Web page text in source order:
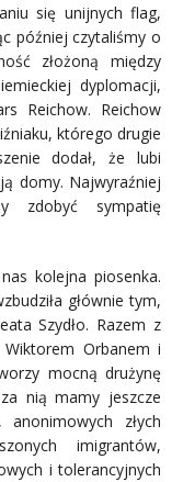
się unijnych flag,
później czytaliśmy o
złożoną między
dyplomacji,
Reichow. Reichow
którego drugie
dodał, że lubi
domy. Najwyraźniej
zdobyć sympatię
kolejna piosenka.
głównie tym,
Szydło. Razem z
Orbanem i
mocną drużynę
nią mamy jeszcze
złych
imigrantów,
i tolerancyjnych